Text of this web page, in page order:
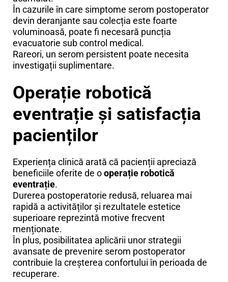
În cazurile în care simptome serom postoperator
devin deranjante sau colecția este foarte
voluminoasă, poate fi necesară puncția
evacuatorie sub control medical.
Rareori, un serom persistent poate necesita
investigații suplimentare.
Operație robotică
eventrație și satisfacția
pacienților
Experiența clinică arată că pacienții apreciază
beneficiile oferite de ooperație robotică
eventrație.
Durerea postoperatorie redusă, reluarea mai
rapidă a activităților și rezultatele estetice
superioare reprezintă motive frecvent
menționate.
În plus, posibilitatea aplicării unor strategii
avansate de prevenire serom postoperator
contribuie la creșterea confortului în perioada de
recuperare.